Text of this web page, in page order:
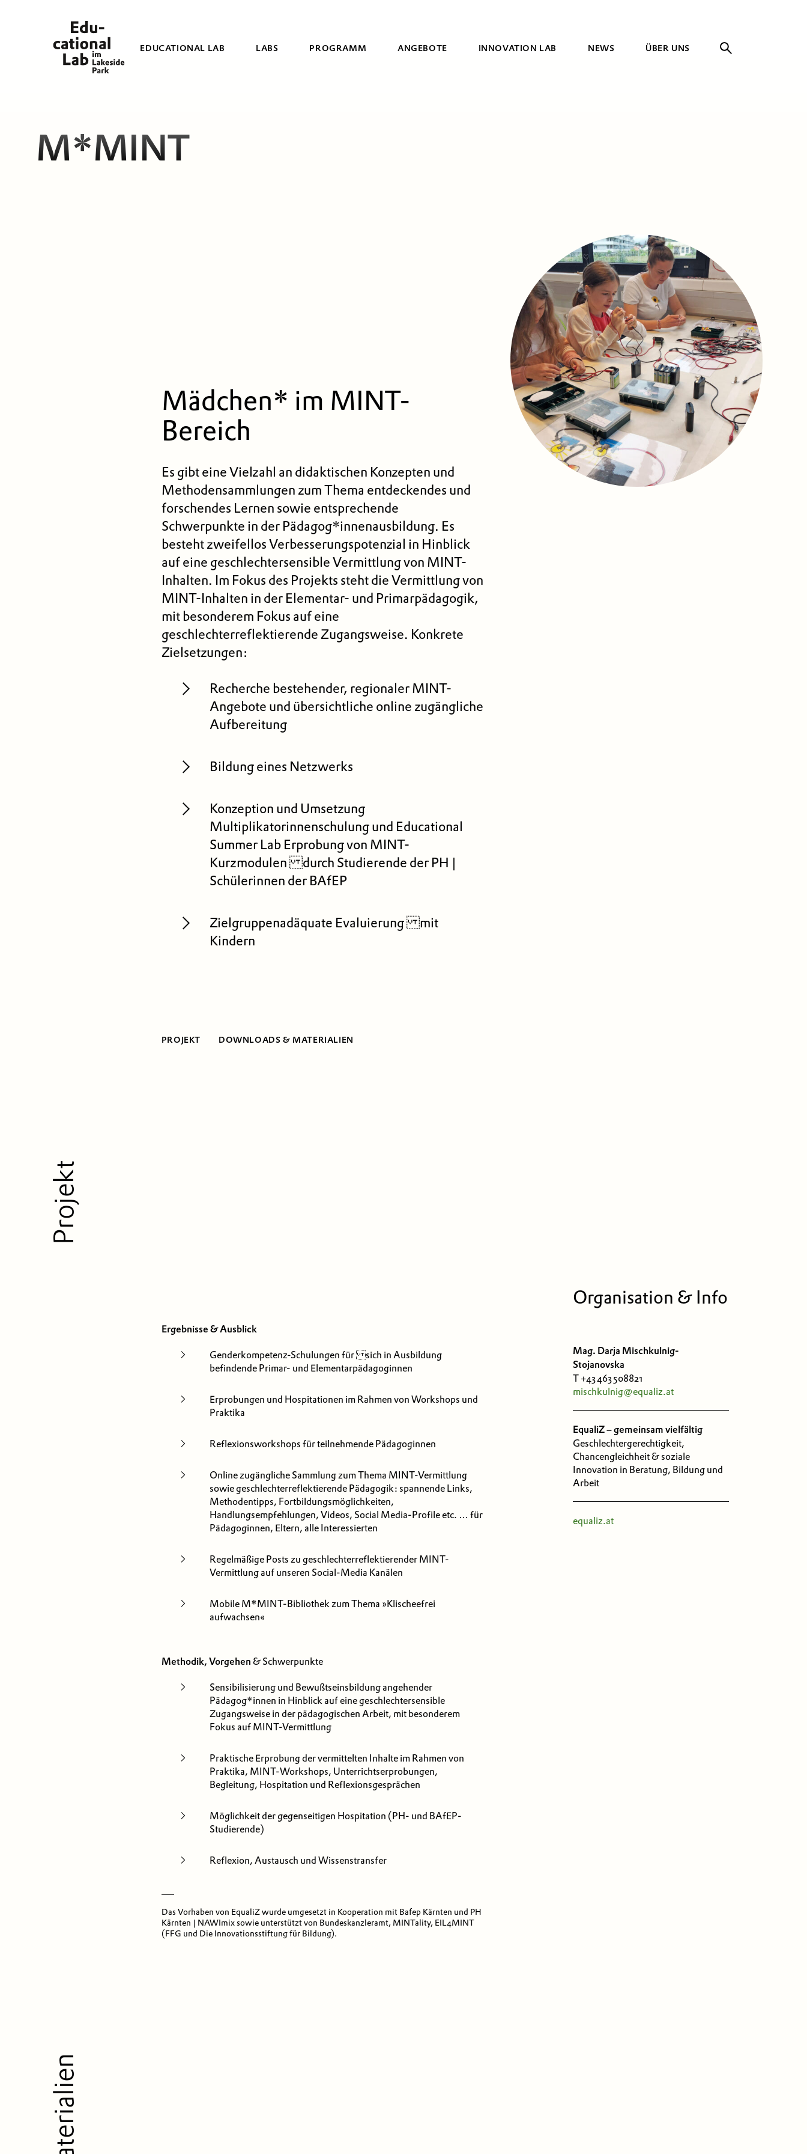
EDUCATIONAL LAB LABS PROGRAMM ANGEBOTE INNOVATION LAB NEWS ÜBER UNS
M*MINT
Mädchen* im MINT-
Bereich
Es gibt eine Vielzahl an didaktischen Konzepten und
Methodensammlungen zum Thema entdeckendes und
forschendes Lernen sowie entsprechende
Schwerpunkte in der Pädagog*innenausbildung. Es
besteht zweifellos Verbesserungspotenzial in Hinblick
auf eine geschlechtersensible Vermittlung von MINT-
Inhalten. Im Fokus des Projekts steht die Vermittlung von
MINT-Inhalten in der Elementar- und Primarpädagogik,
mit besonderem Fokus auf eine
geschlechterreflektierende Zugangsweise. Konkrete
Zielsetzungen:
Recherche bestehender, regionaler MINT-
Angebote und übersichtliche online zugängliche
Aufbereitung
Bildung eines Netzwerks
Konzeption und Umsetzung
Multiplikatorinnenschulung und Educational
Summer Lab Erprobung von MINT-
Kurzmodulen durch Studierende der PH |
Schülerinnen der BAfEP
Zielgruppenadäquate Evaluierung mit
Kindern
PROJEKT DOWNLOADS & MATERIALIEN
Projekt
Ergebnisse & Ausblick
Genderkompetenz-Schulungen für sich in Ausbildung
befindende Primar- und Elementarpädagoginnen
Erprobungen und Hospitationen im Rahmen von Workshops und
Praktika
Reflexionsworkshops für teilnehmende Pädagoginnen
Online zugängliche Sammlung zum Thema MINT-Vermittlung
sowie geschlechterreflektierende Pädagogik: spannende Links,
Methodentipps, Fortbildungsmöglichkeiten,
Handlungsempfehlungen, Videos, Social Media-Profile etc. … für
Pädagoginnen, Eltern, alle Interessierten
Regelmäßige Posts zu geschlechterreflektierender MINT-
Vermittlung auf unseren Social-Media Kanälen
Mobile M*MINT-Bibliothek zum Thema »Klischeefrei
aufwachsen«
Methodik, Vorgehen & Schwerpunkte
Sensibilisierung und Bewußtseinsbildung angehender
Pädagog*innen in Hinblick auf eine geschlechtersensible
Zugangsweise in der pädagogischen Arbeit, mit besonderem
Fokus auf MINT-Vermittlung
Praktische Erprobung der vermittelten Inhalte im Rahmen von
Praktika, MINT-Workshops, Unterrichtserprobungen,
Begleitung, Hospitation und Reflexionsgesprächen
Möglichkeit der gegenseitigen Hospitation (PH- und BAfEP-
Studierende)
Reflexion, Austausch und Wissenstransfer
Das Vorhaben von EqualiZ wurde umgesetzt in Kooperation mit Bafep Kärnten und PH
Kärnten | NAWImix sowie unterstützt von Bundeskanzleramt, MINTality, EIL4MINT
(FFG und Die Innovationsstiftung für Bildung).
Organisation & Info
Mag. Darja Mischkulnig-
Stojanovska
T +43 463 508821
mischkulnig@equaliz.at
EqualiZ – gemeinsam vielfältig
Geschlechtergerechtigkeit,
Chancengleichheit & soziale
Innovation in Beratung, Bildung und
Arbeit
equaliz.at